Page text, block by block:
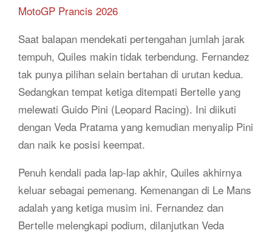
MotoGP Prancis 2026
Saat balapan mendekati pertengahan jumlah jarak
tempuh, Quiles makin tidak terbendung. Fernandez
tak punya pilihan selain bertahan di urutan kedua.
Sedangkan tempat ketiga ditempati Bertelle yang
melewati Guido Pini (Leopard Racing). Ini diikuti
dengan Veda Pratama yang kemudian menyalip Pini
dan naik ke posisi keempat.
Penuh kendali pada lap-lap akhir, Quiles akhirnya
keluar sebagai pemenang. Kemenangan di Le Mans
adalah yang ketiga musim ini. Fernandez dan
Bertelle melengkapi podium, dilanjutkan Veda